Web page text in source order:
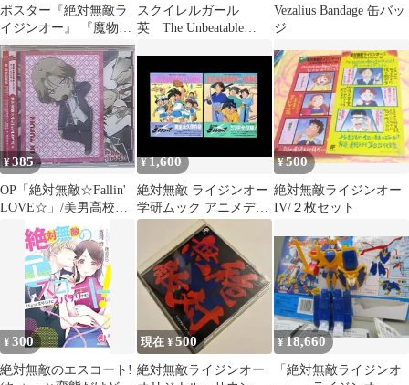
ポスター『絶対無敵ラ
イジンオー』 『魔物ハ
ンター妖子２』（雑誌
付録）
スクイレルガール
英 The Unbeatable
Vezalius Bandage 缶バッ
ジ
¥385
OP「絶対無敵☆Fallin'
LOVE☆」/美男高校地
球防衛部LOVE!
¥1,600
絶対無敵 ライジンオー
学研ムック アニメディ
ア セレクション 第1号
第4号
¥500
絶対無敵ライジンオー
IV/２枚セット
¥300
絶対無敵のエスコート!
現在 ¥500
絶対無敵ライジンオー
¥ 18,660
「絶対無敵ライジンオ